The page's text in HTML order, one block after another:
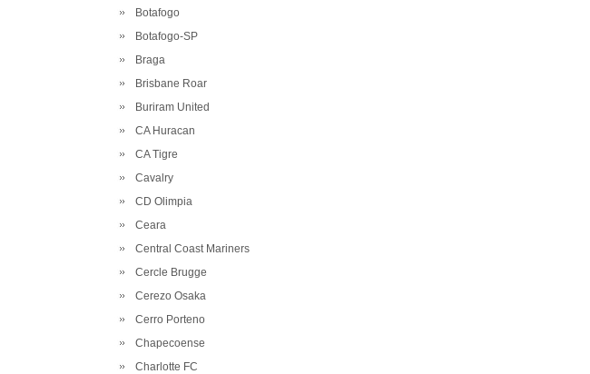
Botafogo
Botafogo-SP
Braga
Brisbane Roar
Buriram United
CA Huracan
CA Tigre
Cavalry
CD Olimpia
Ceara
Central Coast Mariners
Cercle Brugge
Cerezo Osaka
Cerro Porteno
Chapecoense
Charlotte FC